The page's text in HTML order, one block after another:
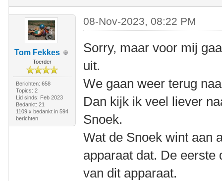
Tom Fekkes
Toerder
Berichten: 658
Topics: 2
Lid sinds: Feb 2023
Bedankt: 21
1109 x bedankt in 594
berichten
08-Nov-2023, 08:22 PM
Sorry, maar voor mij
uit.
We gaan weer terug
Dan kijk ik veel liever
Snoek.
Wat de Snoek wint aan
apparaat dat. De eerste
van dit apparaat.